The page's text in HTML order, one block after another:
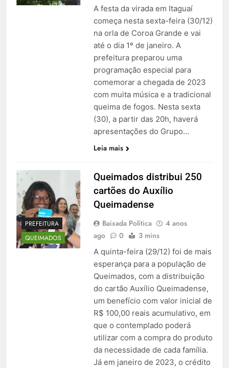
A festa da virada em Itaguaí
começa nesta sexta-feira (30/12)
na orla de Coroa Grande e vai
até o dia 1º de janeiro. A
prefeitura preparou uma
programação especial para
comemorar a chegada de 2023
com muita música e a tradicional
queima de fogos. Nesta sexta
(30), a partir das 20h, haverá
apresentações do Grupo…
Leia mais
PREFEITURA
QUEIMADOS
Queimados distribui 250
cartões do Auxílio
Queimadense
Baixada Política
4 anos
ago
0 3 mins
A quinta-feira (29/12) foi de mais
esperança para a população de
Queimados, com a distribuição
do cartão Auxílio Queimadense,
um benefício com valor inicial de
R$ 100,00 reais acumulativo, em
que o contemplado poderá
utilizar com a compra do produto
da necessidade de cada família.
Já em janeiro de 2023, o crédito